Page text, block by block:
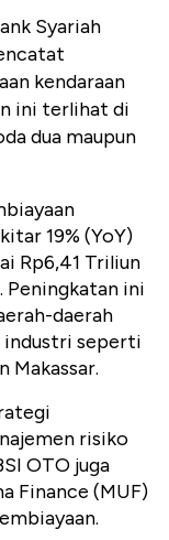
Syariah
kendaraan
ini terlihat di
dua maupun
19% (YoY)
Rp6,41 Triliun
Peningkatan ini
daerah
industri seperti
Makassar.
risiko
OTO juga
Finance (MUF)